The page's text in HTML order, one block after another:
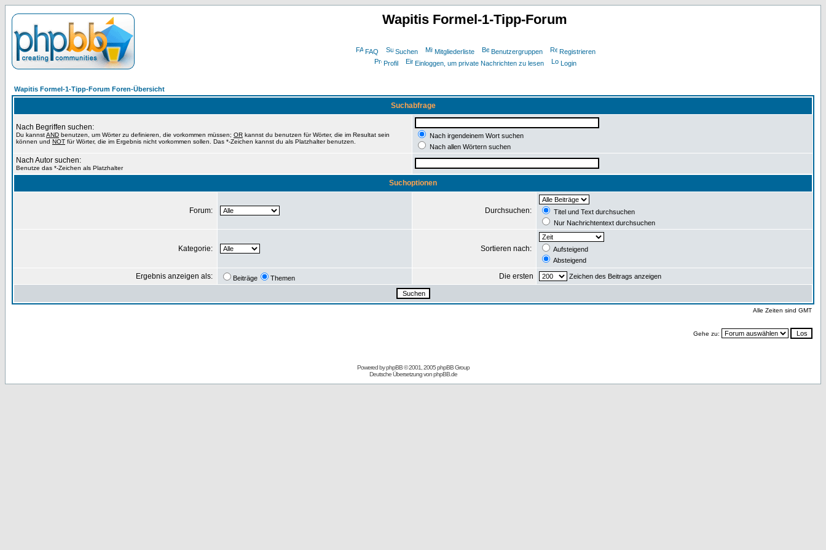
Wapitis Formel-1-Tipp-Forum
FAQ Suchen Mitgliederliste Benutzergruppen
Registrieren
Profil
Einloggen, um private Nachrichten zu lesen Login
Wapitis Formel-1-Tipp-Forum Foren-Übersicht
Suchabfrage
Nach Begriffen suchen:
Du kannstAND benutzen, um Wörter zu definieren, die vorkommen müssen; OR kannst du benutzen für Wörter, die im Resultat sein
können und NOT für Wörter, die im Ergebnis nicht vorkommen sollen. Das *-Zeichen kannst du als Platzhalter benutzen.
Nach irgendeinem Wort suchen
Nach allen Wörtern suchen
Nach Autor suchen:
Benutze das *-Zeichen als Platzhalter
Suchoptionen
Forum: Durchsuchen:
Titel und Text durchsuchen
Nur Nachrichtentext durchsuchen
Kategorie: Sortieren nach:
Aufsteigend
Absteigend
Ergebnis anzeigen als: Beiträge Themen Die ersten Zeichen des Beitrags anzeigen
Alle Zeiten sind GMT
Gehe zu:
Powered byphpBB© 2001, 2005 phpBB Group
Deutsche Übersetzung vonphpBB.de